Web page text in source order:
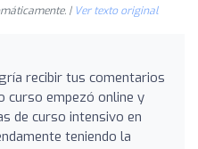
| Ver texto original
recibir tus comentarios
empezó online y
de curso intensivo en
teniendo la